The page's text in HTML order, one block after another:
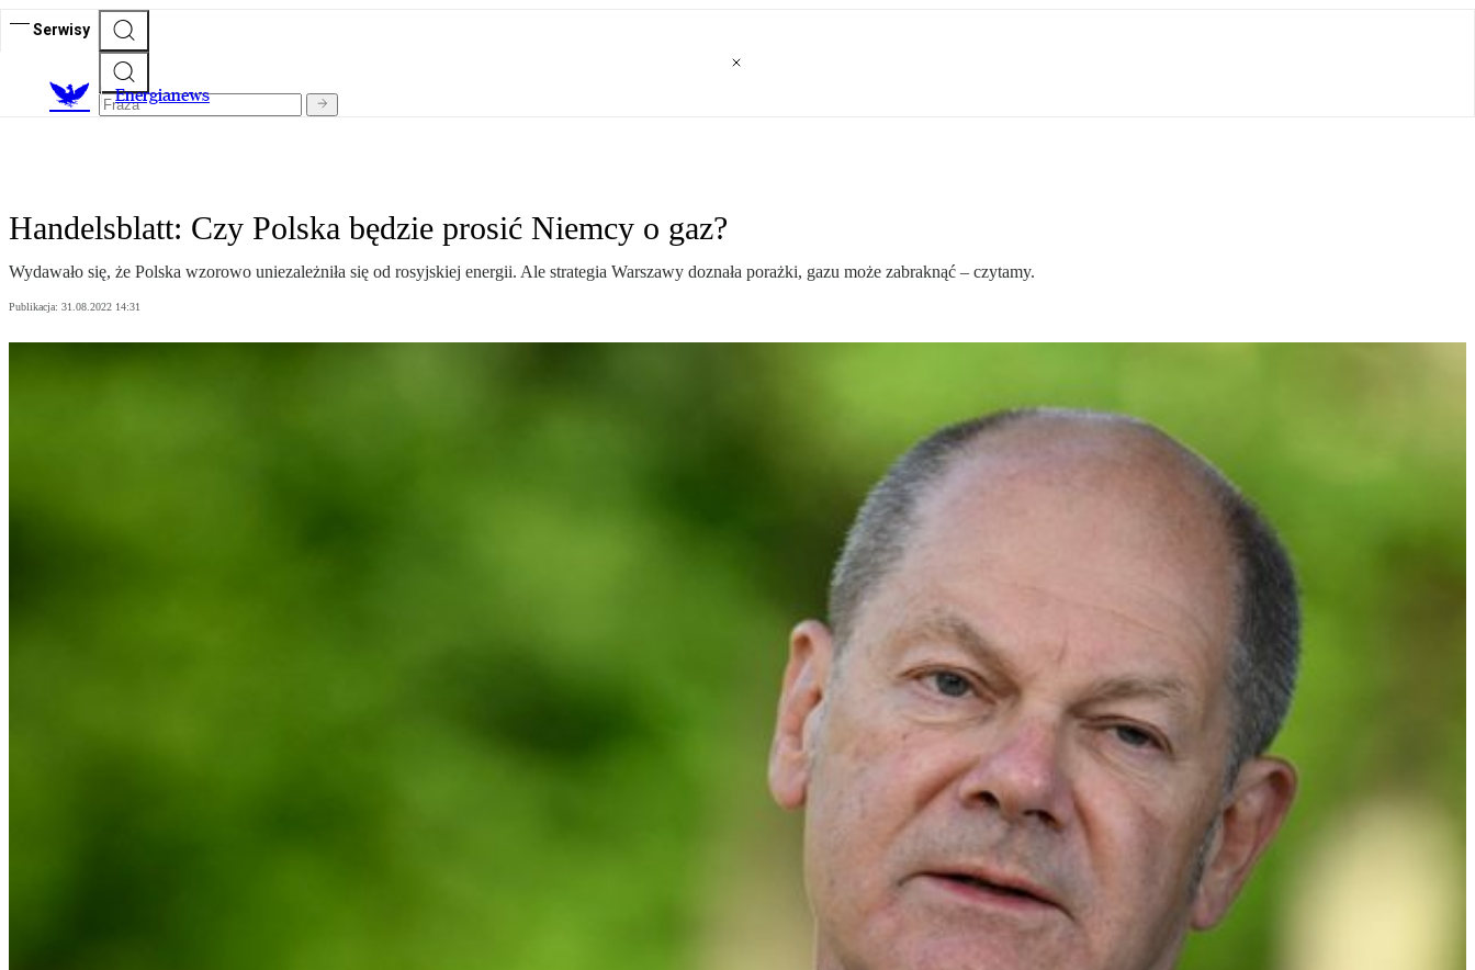
Serwisy
Energianews
Handelsblatt: Czy Polska będzie prosić Niemcy o gaz?
Wydawało się, że Polska wzorowo uniezależniła się od rosyjskiej energii. Ale strategia Warszawy doznała porażki, gazu może zabraknąć – czytamy.
Publikacja: 31.08.2022 14:31